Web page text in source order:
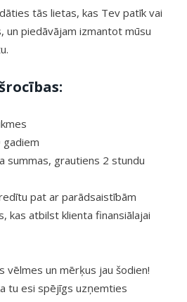
tās lietas, kas Tev patīk vai
un piedāvājam izmantot mūsu
summas, grautiens 2 stundu
pat ar parādsaistībām
kas atbilst klienta finansiālajai
vēlmes un mērķus jau šodien!
tu esi spējīgs uzņemties